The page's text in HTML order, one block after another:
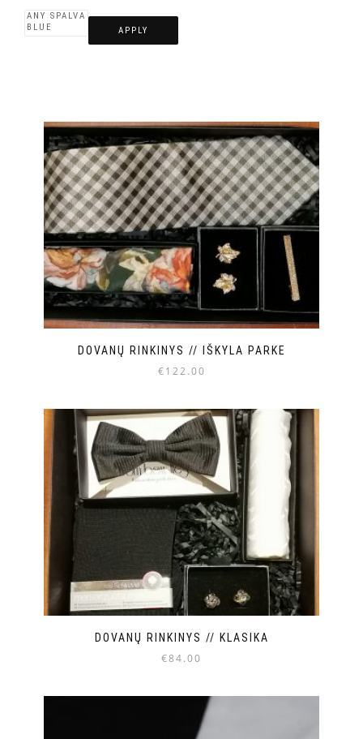
APPLY
DOVANŲ RINKINYS // IŠKYLA PARKE
€122.00
DOVANŲ RINKINYS // KLASIKA
€84.00